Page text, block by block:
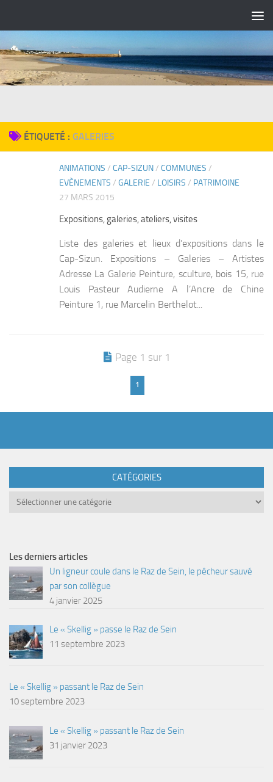
ÉTIQUETÉ : GALERIES
ANIMATIONS / CAP-SIZUN/ COMMUNES /
EVÈNEMENTS / GALERIE / LOISIRS / PATRIMOINE
27 MARS 2015
Expositions, galeries, ateliers, visites
Liste des galeries et lieux d’expositions dans le
Cap-Sizun. Expositions – Galeries – Artistes
Adresse La Galerie Peinture, sculture, bois 15, rue
Louis Pasteur Audierne A l’Ancre de Chine
Peinture 1, rue Marcelin Berthelot...
Page 1 sur 1
1
CATÉGORIES
Catégories
Les derniers articles
Un ligneur coule dans le Raz de Sein, le pêcheur sauvé
par son collègue
4 janvier 2025
Le « Skellig » passe le Raz de Sein
11 septembre 2023
Le « Skellig » passant le Raz de Sein
10 septembre 2023
Le « Skellig » passant le Raz de Sein
31 janvier 2023